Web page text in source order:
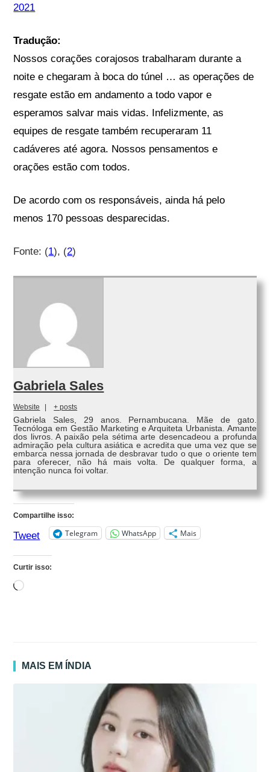
2021
Tradução:
Nossos corações corajosos trabalharam durante a
noite e chegaram à boca do túnel … as operações de
resgate estão em andamento a todo vapor e
esperamos salvar mais vidas. Infelizmente, as
equipes de resgate também recuperaram 11
cadáveres até agora. Nossos pensamentos e
orações estão com todos.
De acordo com os responsáveis, ainda há pelo
menos 170 pessoas desparecidas.
Fonte: (1), (2)
Gabriela Sales
Website + posts
Gabriela Sales, 29 anos. Pernambucana. Mãe de gato.
Tecnóloga em Gestão Marketing e Arquiteta Urbanista. Amante
dos livros. A paixão pela sétima arte desencadeou a profunda
admiração pela cultura asiática e acredita que uma vez que se
embarca nessa jornada de desbravar tudo o que o oriente tem
para oferecer, não há mais volta. De qualquer forma, a
intenção nunca foi voltar.
Compartilhe isso:
Tweet Telegram WhatsApp Mais
Curtir isso:
Carregando...
MAIS EM ÍNDIA